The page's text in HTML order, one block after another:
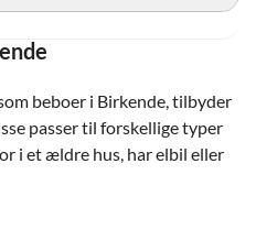
beboer i Birkende, tilbyder
passer til forskellige typer
i et ældre hus, har elbil eller